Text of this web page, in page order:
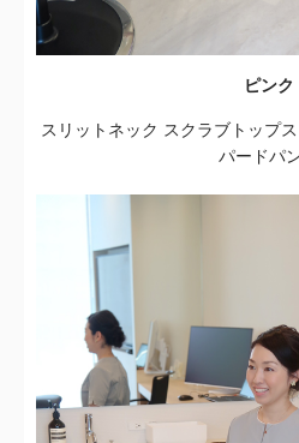
ピンク
スリットネック スクラブトップ
パードパ